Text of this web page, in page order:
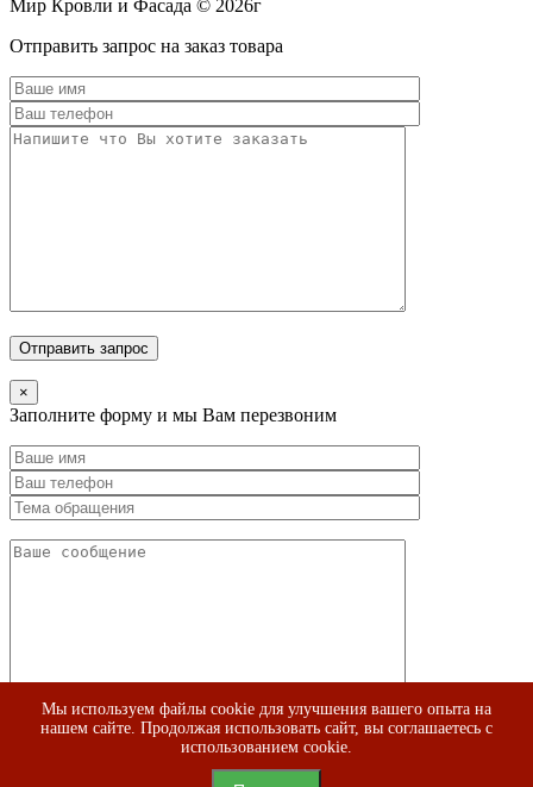
Мы используем файлы cookie для улучшения вашего опыта на
нашем сайте. Продолжая использовать сайт, вы соглашаетесь с
использованием cookie.
Мир Кровли и Фасада © 2026г
Прокрутить
Отправить запрос на заказ товара
×
Заполните форму и мы Вам перезвоним